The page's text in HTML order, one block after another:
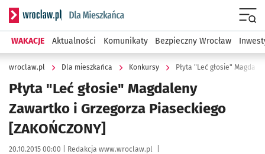
Serwis informacyjny wroclaw.pl podserwis: Dla mieszkańca
WAKACJE Aktualności Komunikaty Bezpieczny Wrocław
wroclaw.pl Dla mieszkańca Konkursy Płyta "Leć głosie"
Płyta "Leć głosie" Magdaleny
Zawartko i Grzegorza Piaseckiego
[ZAKOŃCZONY]
Data publikacji:
20.10.2015 00:00 | Autor:
Redakcja www.wroclaw.pl